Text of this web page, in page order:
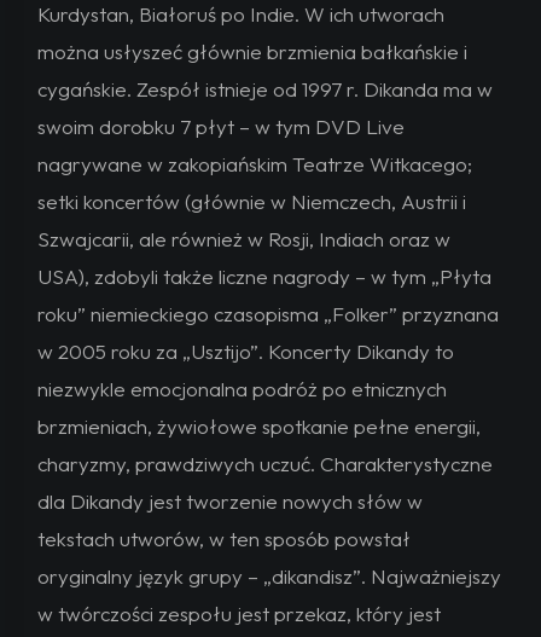
Kurdystan, Białoruś po Indie. W ich utworach
można usłyszeć głównie brzmienia bałkańskie i
cygańskie. Zespół istnieje od 1997 r. Dikanda ma w
swoim dorobku 7 płyt – w tym DVD Live
nagrywane w zakopiańskim Teatrze Witkacego;
setki koncertów (głównie w Niemczech, Austrii i
Szwajcarii, ale również w Rosji, Indiach oraz w
USA), zdobyli także liczne nagrody – w tym „Płyta
roku” niemieckiego czasopisma „Folker” przyznana
w 2005 roku za „Usztijo”. Koncerty Dikandy to
niezwykle emocjonalna podróż po etnicznych
brzmieniach, żywiołowe spotkanie pełne energii,
charyzmy, prawdziwych uczuć. Charakterystyczne
dla Dikandy jest tworzenie nowych słów w
tekstach utworów, w ten sposób powstał
oryginalny język grupy – „dikandisz”. Najważniejszy
w twórczości zespołu jest przekaz, który jest